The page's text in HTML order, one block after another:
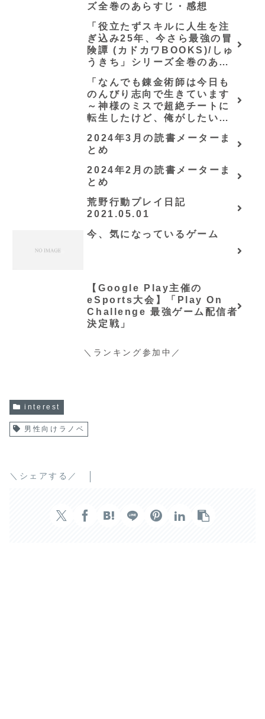
ズ全巻のあらすじ・感想
「役立たずスキルに人生を注
ぎ込み25年、今さら最強の冒
険譚 (カドカワBOOKS)/しゅ
うきち」シリーズ全巻のあら
「なんでも錬金術師は今日も
のんびり志向で生きています
～神様のミスで超絶チートに
転生したけど、俺がしたいの
会の立上げです～（グラスト
ノベルス） (グラスト
NOVELS)/可換環」シリーズ
全巻のあらすじ・感想
2024年3月の読書メーターま
とめ
2024年2月の読書メーターま
とめ
荒野行動プレイ日記
2021.05.01
今、気になっているゲーム
【Google Play主催の
eSports大会】「Play On
Challenge 最強ゲーム配信者
決定戦」
＼ランキング参加中／
interest
男性向けラノベ
＼シェアする／